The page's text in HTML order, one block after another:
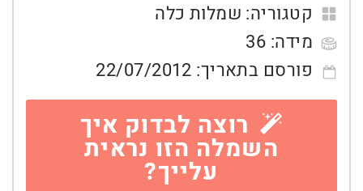
קטגוריה: שמלות כלה
מידה: 36
פורסם בתאריך: 22/07/2012
רוצה לבדוק איך
השמלה הזו נראית
עלייך?